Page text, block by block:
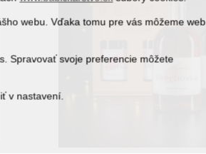
webu. Vďaka tomu pre vás môžeme web
Spravovať svoje preferencie môžete
v nastavení.